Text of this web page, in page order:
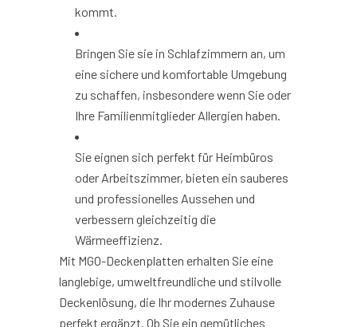
kommt.
Bringen Sie sie in Schlafzimmern an, um
eine sichere und komfortable Umgebung
zu schaffen, insbesondere wenn Sie oder
Ihre Familienmitglieder Allergien haben.
Sie eignen sich perfekt für Heimbüros
oder Arbeitszimmer, bieten ein sauberes
und professionelles Aussehen und
verbessern gleichzeitig die
Wärmeeffizienz.
Mit MGO-Deckenplatten erhalten Sie eine
langlebige, umweltfreundliche und stilvolle
Deckenlösung, die Ihr modernes Zuhause
perfekt ergänzt. Ob Sie ein gemütliches